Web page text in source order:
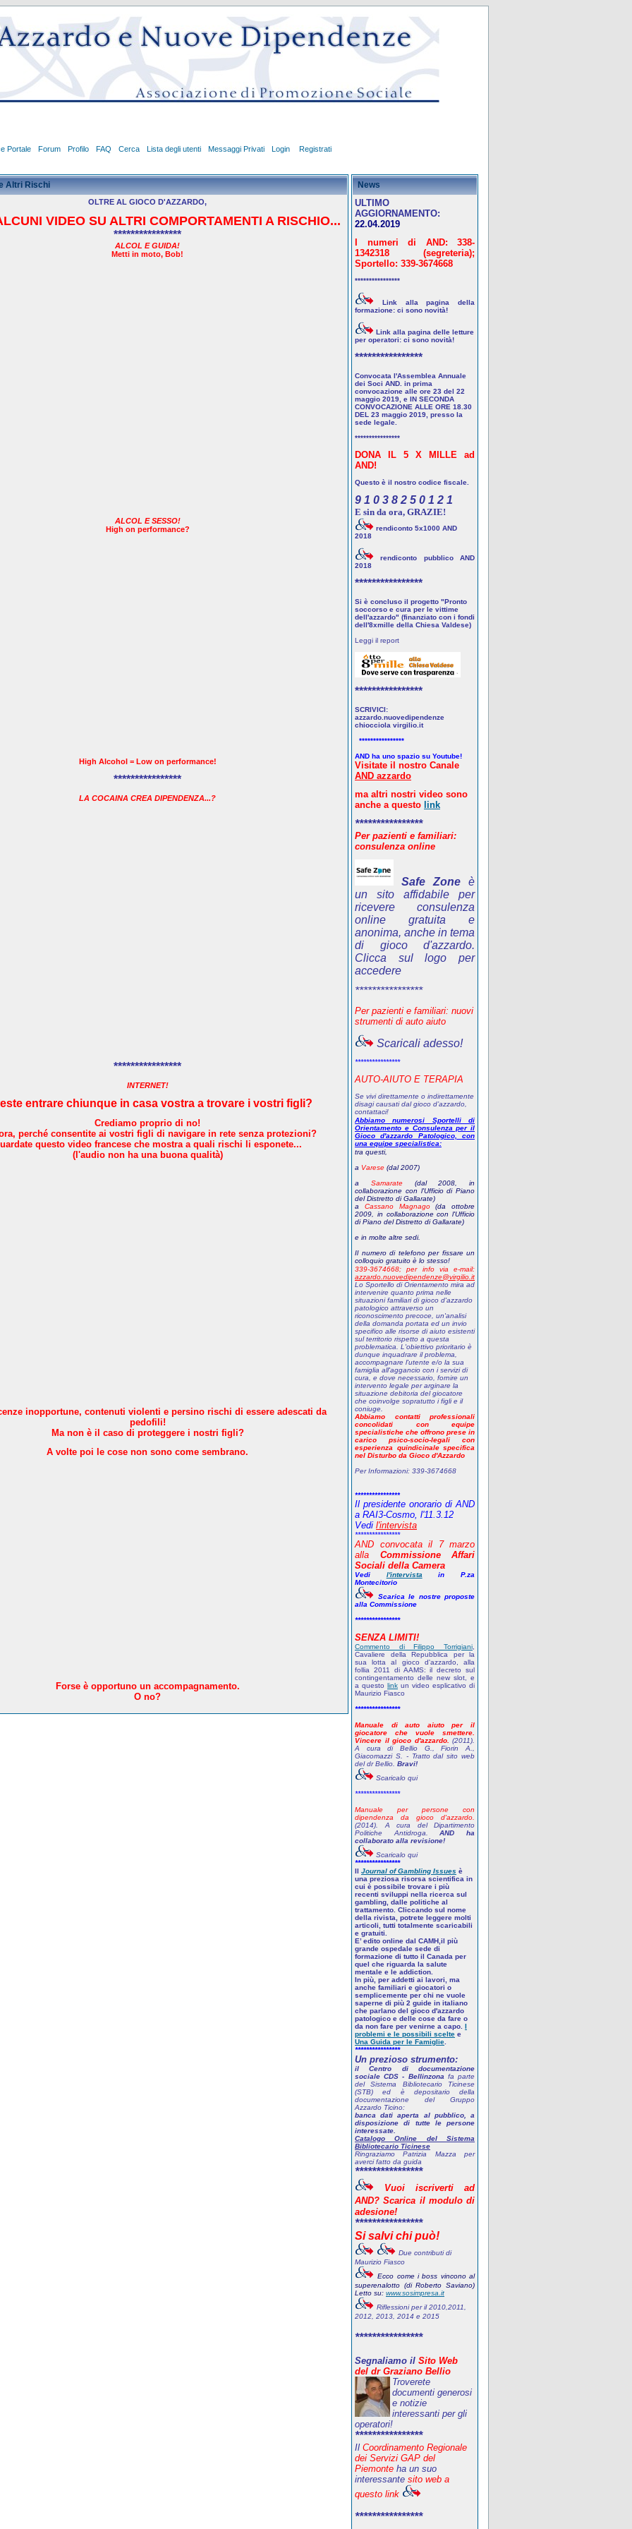
Portale Forum Profilo FAQ Cerca Lista degli utenti Messaggi Privati Login Registrati
Altri Rischi
OLTRE AL GIOCO D'AZZARDO,
VIDEO SU ALTRI COMPORTAMENTI A RISCHIO...
****************
ALCOL E GUIDA!
Metti in moto, Bob!
ALCOL E SESSO!
High on performance?
High Alcohol = Low on performance!
****************
LA COCAINA CREA DIPENDENZA...?
****************
INTERNET!
entrare chiunque in casa vostra a trovare i vostri figli?
Crediamo proprio di no!
perché consentite ai vostri figli di navigare in rete senza protezioni?
questo video francese che mostra a quali rischi li esponete...
(l'audio non ha una buona qualità)
inopportune, contenuti violenti e persino rischi di essere adescati da
pedofili!
Ma non è il caso di proteggere i nostri figli?
A volte poi le cose non sono come sembrano.
Forse è opportuno un accompagnamento.
O no?
News
ULTIMO
AGGIORNAMENTO:
22.04.2019
I numeri di AND: 338-
1342318 (segreteria);
Sportello: 339-3674668
****************
Link alla pagina della
formazione: ci sono novità!
Link alla pagina delle letture
per operatori: ci sono novità!
****************
Convocata l'Assemblea Annuale
dei Soci AND. in prima
convocazione alle ore 23 del 22
maggio 2019, e IN SECONDA
CONVOCAZIONE ALLE ORE 18.30
DEL 23 maggio 2019, presso la
sede legale.
****************
DONA IL 5 X MILLE ad
AND!
Questo è il nostro codice fiscale.
9 1 0 3 8 2 5 0 1 2 1
E sin da ora, GRAZIE!
rendiconto 5x1000 AND
2018
rendiconto pubblico AND
2018
****************
Si è concluso il progetto "Pronto
soccorso e cura per le vittime
dell'azzardo" (finanziato con i fondi
dell'8xmille della Chiesa Valdese)
Leggi il report
****************
SCRIVICI:
azzardo.nuovedipendenze
chiocciola virgilio.it
****************
AND ha uno spazio su Youtube!
Visitate il nostro Canale
AND azzardo
ma altri nostri video sono
anche a questo link
****************
Per pazienti e familiari:
consulenza online
Safe Zone è
un sito affidabile per
ricevere consulenza
online gratuita e
anonima, anche in tema
di gioco d'azzardo.
Clicca sul logo per
accedere
****************
Per pazienti e familiari: nuovi
strumenti di auto aiuto
Scaricali adesso!
****************
AUTO-AIUTO E TERAPIA
Se vivi direttamente o indirettamente
disagi causati dal gioco d’azzardo,
contattaci!
Abbiamo numerosi Sportelli di
Orientamento e Consulenza per il
Gioco d'azzardo Patologico, con
una equipe specialistica:
tra questi,
a Varese (dal 2007)
a Samarate (dal 2008, in
collaborazione con l'Ufficio di Piano
del Distretto di Gallarate)
a Cassano Magnago(da ottobre
2009, in collaborazione con l'Ufficio
di Piano del Distretto di Gallarate)
e in molte altre sedi.
Il numero di telefono per fissare un
colloquio gratuito è lo stesso!
339-3674668;
per info via e-mail:
azzardo.nuovedipendenze@virgilio.it
Lo Sportello di Orientamento mira ad
intervenire quanto prima nelle
situazioni familiari di gioco d'azzardo
patologico attraverso un
riconoscimento precoce, un'analisi
della domanda portata ed un invio
specifico alle risorse di aiuto esistenti
sul territorio rispetto a questa
problematica. L'obiettivo prioritario è
dunque inquadrare il problema,
accompagnare l'utente e/o la sua
famiglia all'aggancio con i servizi di
cura, e dove necessario, fornire un
intervento legale per arginare la
situazione debitoria del giocatore
che coinvolge sopratutto i figli e il
coniuge.
Abbiamo contatti professionali
concolidati con equipe
specialistiche che offrono prese in
carico psico-socio-legali con
esperienza quindicinale specifica
nel Disturbo da Gioco d'Azzardo
Per Informazioni: 339-3674668
****************
Il presidente onorario di AND
a RAI3-Cosmo, l'11.3.12
Vedi l'intervista
****************
AND convocata il 7 marzo
alla Commissione Affari
Sociali della Camera
Vedi l'intervista in P.za
Montecitorio
Scarica le nostre proposte
alla Commissione
****************
SENZA LIMITI!
Commento di Filippo Torrigiani
Cavaliere della Repubblica per la
sua lotta al gioco d'azzardo, alla
follia 2011 di AAMS: il decreto sul
contingentamento delle new slot, e
a questo link un video esplicativo di
Maurizio Fiasco
****************
Manuale di auto aiuto per il
giocatore che vuole smettere.
Vincere il gioco d'azzardo. (2011).
A cura di Bellio G., Fiorin A.,
Giacomazzi S. - Tratto dal sito web
del dr Bellio. Bravi!
Scaricalo qui
****************
Manuale per persone con
dipendenza da gioco d'azzardo.
(2014). A cura del Dipartimento
Politiche Antidroga.AND ha
collaborato alla revisione!
Scaricalo qui
****************
Il Journal of Gambling Issues è
una preziosa risorsa scientifica in
cui è possibile trovare i più
recenti sviluppi nella ricerca sul
gambling, dalle politiche al
trattamento. Cliccando sul nome
della rivista, potrete leggere molti
articoli, tutti totalmente scaricabili
e gratuiti.
E’ edito online dal CAMH,il più
grande ospedale sede di
formazione di tutto il Canada per
quel che riguarda la salute
mentale e le addiction.
In più, per addetti ai lavori, ma
anche familiari e giocatori o
semplicemente per chi ne vuole
saperne di più 2 guide in italiano
che parlano del gioco d'azzardo
patologico e delle cose da fare o
da non fare per venirne a capo. I
problemi e le possibili scelte e
Una Guida per le Famiglie
****************
Un prezioso strumento:
il Centro di documentazione
sociale CDS - Bellinzona fa parte
del Sistema Bibliotecario Ticinese
(STB) ed è depositario della
documentazione del Gruppo
Azzardo Ticino:
banca dati aperta al pubblico, a
disposizione di tutte le persone
interessate.
Catalogo Online del Sistema
Bibliotecario Ticinese
Ringraziamo Patrizia Mazza per
averci fatto da guida
****************
Vuoi iscriverti
ad
AND? Scarica il modulo di
adesione!
****************
Si salvi chi può!
Due contributi di
Maurizio Fiasco
Ecco come i boss vincono al
superenalotto (di Roberto Saviano)
Letto su: www.sosimpresa.it
Riflessioni per il 2010,2011,
2012, 2013, 2014 e 2015
****************
Segnaliamo il Sito Web
del dr Graziano Bellio
Troverete
documenti generosi
e notizie
interessanti per gli
operatori!
****************
Il Coordinamento Regionale
dei Servizi GAP del
Piemonte ha un suo
interessante sito web a
questo link
****************